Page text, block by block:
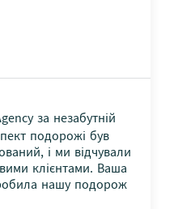
за незабутній
подорожі був
і ми відчували
клієнтами. Ваша
нашу подорож